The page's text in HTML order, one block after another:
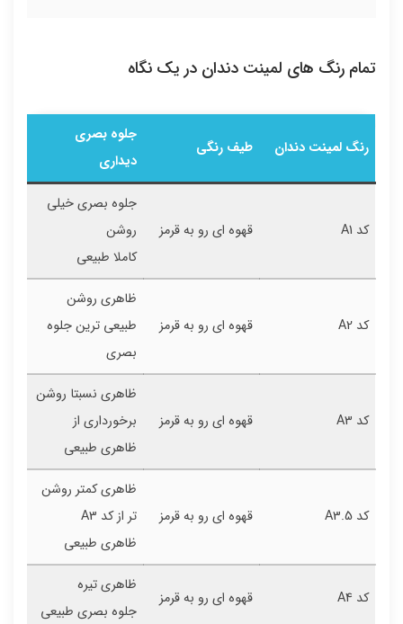
تمام رنگ های لمینت دندان در یک نگاه
رنگ لمینت دندان طیف رنگی
جلوه بصری
دیداری
کد A1 قهوه ای رو به قرمز
جلوه بصری خیلی
روشن
کاملا طبیعی
کد A2 قهوه ای رو به قرمز
ظاهری روشن
طبیعی ترین جلوه
بصری
کد A3 قهوه ای رو به قرمز
ظاهری نسبتا روشن
برخورداری از
ظاهری طبیعی
کد A3.5 قهوه ای رو به قرمز
ظاهری کمتر روشن
تر از کد A3
ظاهری طبیعی
کد A4 قهوه ای رو به قرمز
ظاهری تیره
جلوه بصری طبیعی